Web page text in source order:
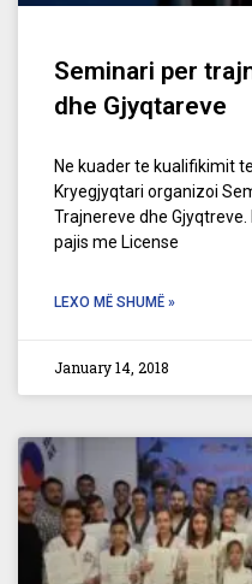
Seminari per
dhe Gjyqtareve
Ne kuader te kualifikimit
Kryegjyqtari organizoi
Trajnereve dhe
pajis me License
LEXO MË SHUMË »
January 14, 2018